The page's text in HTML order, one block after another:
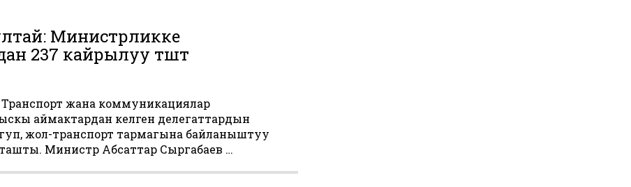
Министрликке
237 кайрылуу түштү
Транспорт жана коммуникациялар
аймактардан келген делегаттардын
жол-транспорт тармагына байланыштуу
Министр Абсаттар Сыргабаев …